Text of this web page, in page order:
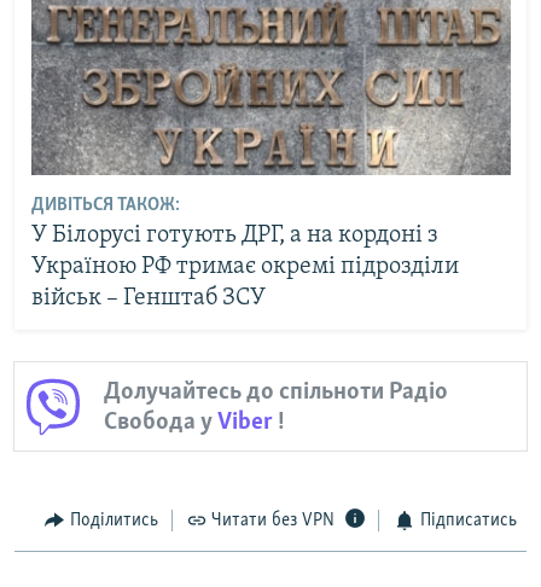
ДИВІТЬСЯ ТАКОЖ:
У Білорусі готують ДРГ, а на кордоні з
Україною РФ тримає окремі підрозділи
військ – Генштаб ЗСУ
Долучайтесь до спільноти Радіо
Свобода уViber !
Поділитись Читати без VPN Підписатись